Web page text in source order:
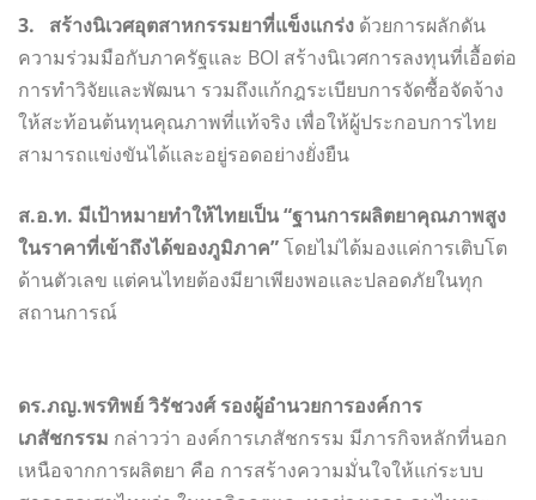
3. สร้างนิเวศอุตสาหกรรมยาที่แข็งแกร่ง ด้วยการผลักดัน
ความร่วมมือกับภาครัฐและ BOI สร้างนิเวศการลงทุนที่เอื้อต่อ
การทำวิจัยและพัฒนา รวมถึงแก้กฎระเบียบการจัดซื้อจัดจ้าง
ให้สะท้อนต้นทุนคุณภาพที่แท้จริง เพื่อให้ผู้ประกอบการไทย
สามารถแข่งขันได้และอยู่รอดอย่างยั่งยืน
ส.อ.ท. มีเป้าหมายทำให้ไทยเป็น “ฐานการผลิตยาคุณภาพสูง
ในราคาที่เข้าถึงได้ของภูมิภาค”โดยไม่ได้มองแค่การเติบโต
ด้านตัวเลข แต่คนไทยต้องมียาเพียงพอและปลอดภัยในทุก
สถานการณ์
ดร.ภญ.พรทิพย์ วิรัชวงศ์ รองผู้อำนวยการองค์การ
เภสัชกรรม กล่าวว่า องค์การเภสัชกรรม มีภารกิจหลักที่นอก
เหนือจากการผลิตยา คือ การสร้างความมั่นใจให้แก่ระบบ